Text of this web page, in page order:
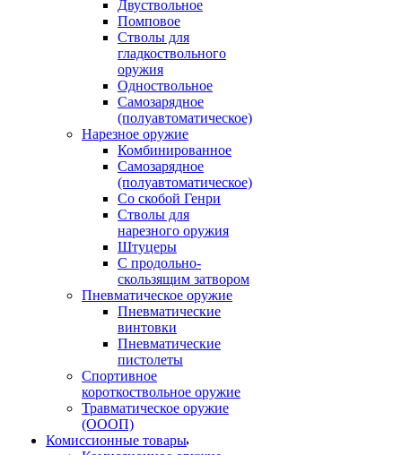
Двуствольное
Помповое
Стволы для
гладкоствольного
оружия
Одноствольное
Самозарядное
(полуавтоматическое)
Нарезное оружие
Комбинированное
Самозарядное
(полуавтоматическое)
Со скобой Генри
Стволы для
нарезного оружия
Штуцеры
С продольно-
скользящим затвором
Пневматическое оружие
Пневматические
винтовки
Пневматические
пистолеты
Спортивное
короткоствольное оружие
Травматическое оружие
(ОООП)
Комиссионные товары